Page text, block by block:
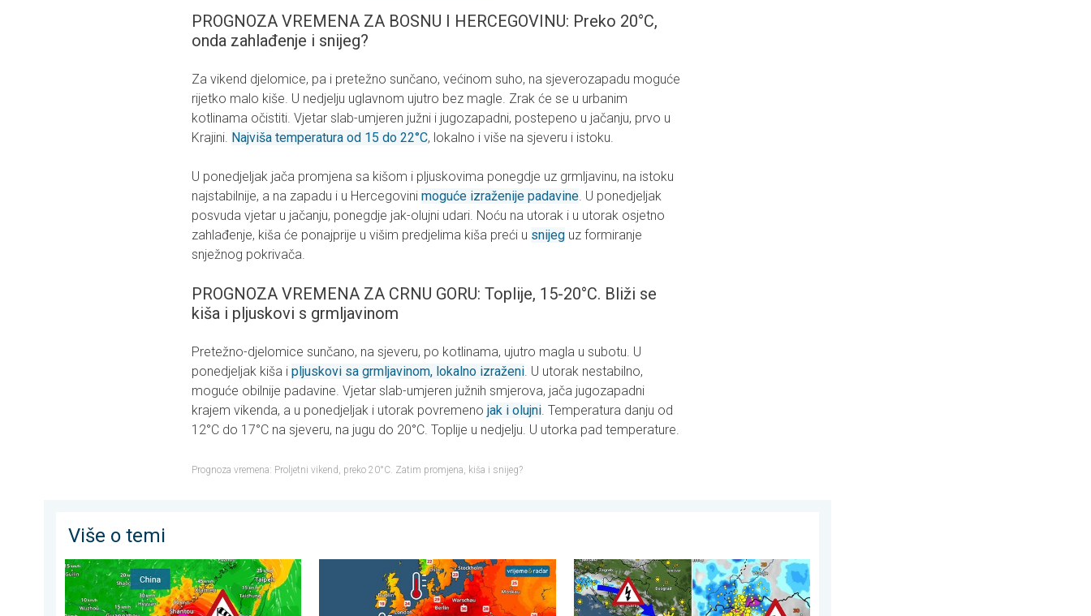
PROGNOZA VREMENA ZA BOSNU I HERCEGOVINU: Preko 20°C,
onda zahlađenje i snijeg?
Za vikend djelomice, pa i pretežno sunčano, većinom suho, na sjeverozapadu moguće
rijetko malo kiše. U nedjelju uglavnom ujutro bez magle. Zrak će se u urbanim
kotlinama očistiti. Vjetar slab-umjeren južni i jugozapadni, postepeno u jačanju, prvo u
Krajini. Najviša temperatura od 15 do 22°C, lokalno i više na sjeveru i istoku.
U ponedjeljak jača promjena sa kišom i pljuskovima ponegdje uz grmljavinu, na istoku
najstabilnije, a na zapadu i u Hercegovini moguće izraženije padavine. U ponedjeljak
posvuda vjetar u jačanju, ponegdje jak-olujni udari. Noću na utorak i u utorak osjetno
zahlađenje, kiša će ponajprije u višim predjelima kiša preći u snijeg uz formiranje
snježnog pokrivača.
PROGNOZA VREMENA ZA CRNU GORU: Toplije, 15-20°C. Bliži se
kiša i pljuskovi s grmljavinom
Pretežno-djelomice sunčano, na sjeveru, po kotlinama, ujutro magla u subotu. U
ponedjeljak kiša i pljuskovi sa grmljavinom, lokalno izraženi. U utorak nestabilno,
moguće obilnije padavine. Vjetar slab-umjeren južnih smjerova, jača jugozapadni
krajem vikenda, a u ponedjeljak i utorak povremeno jak i olujni. Temperatura danju od
12°C do 17°C na sjeveru, na jugu do 20°C. Toplije u nedjelju. U utorka pad temperature.
Prognoza vremena: Proljetni vikend, preko 20°C. Zatim promjena, kiša i snijeg?
Više o temi
Upozorenje na tajfun za Kinu. Do 500 litara kiše. . . petak, 24. juli 2026.Europska mora neobično topla. Do 30 stupnjeva. . . subota, 1. august 2026.Pješčana oluja u Skoplju. Olujni i orkanski vjetar. . . srijeda, 22. juli 2026.